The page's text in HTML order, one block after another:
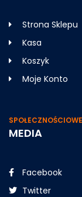
Strona Sklepu
Kasa
Koszyk
Moje Konto
SPOŁECZNOŚCIOWE
MEDIA
Facebook
Twitter